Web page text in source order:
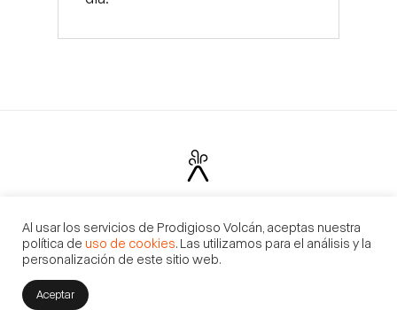
losdelvolcan@prodigiosovolcan.com +34 915 238 348
Contacto
Al usar los servicios de Prodigioso Volcán, aceptas nuestra
política de uso de cookies. Las utilizamos para el análisis y la
personalización de este sitio web.
Aceptar